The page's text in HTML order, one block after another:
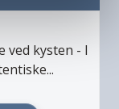
ved kysten - I